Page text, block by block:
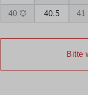
40 40,5 41
Bitte